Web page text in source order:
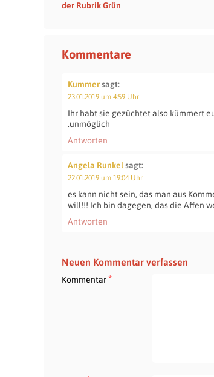
der Rubrik Grün
Kommentare
Kummersagt:
23.01.2019 um 4:59 Uhr
Ihr habt sie gezüchtet also kümmert
.unmöglich
Antworten
Angela Runkelsagt:
22.01.2019 um 19:04 Uhr
es kann nicht sein, das man aus
will!!! Ich bin dagegen, das die Affen
Antworten
Neuen Kommentar verfassen
Kommentar*